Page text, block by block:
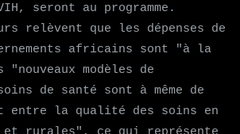
seront au programme.
relèvent que les dépenses de
africains sont "à la
modèles de
de santé sont à même de
entre la qualité des soins en